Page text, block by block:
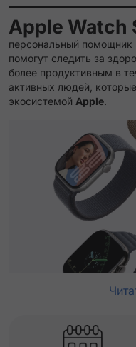
Apple Watch
персональный
помогут следить за
более продуктивным в
активных людей,
экосистемой Apple.